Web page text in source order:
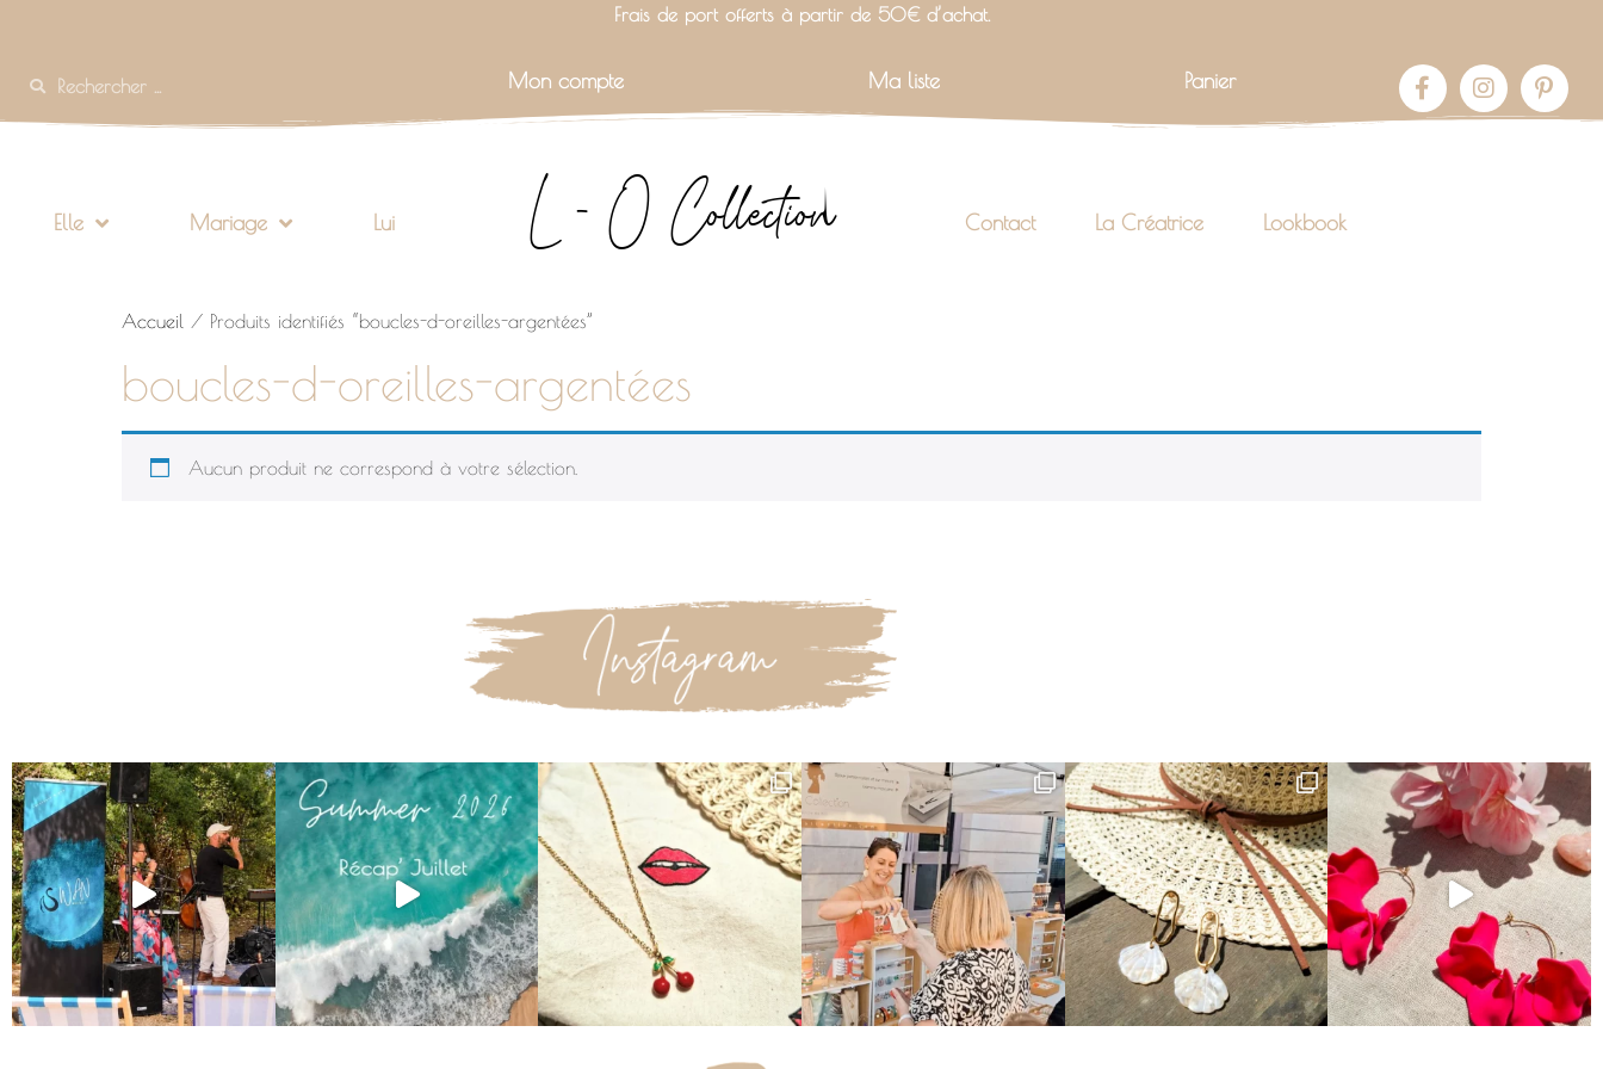
Frais de port offerts à partir de 50€ d’achat.
Mon compte Ma liste Panier
Elle Mariage Lui L - O Collection Contact La Créatrice Lookbook
Accueil / Produits identifiés “boucles-d-oreilles-argentées”
boucles-d-oreilles-argentées
Aucun produit ne correspond à votre sélection.